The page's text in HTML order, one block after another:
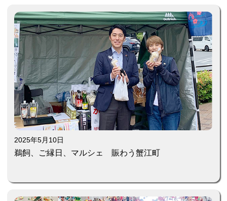
2025年5月10日
鵜飼、ご縁日、マルシェ 賑わう蟹江町